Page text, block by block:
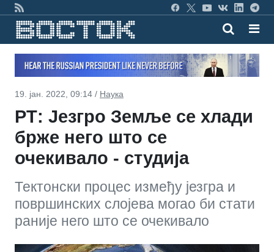
19. јан. 2022, 09:14 / Наука
РТ: Језгро Земље се хлади
брже него што се
очекивало - студија
Тектонски процес између језгра и
површинских слојева могао би стати
раније него што се очекивало